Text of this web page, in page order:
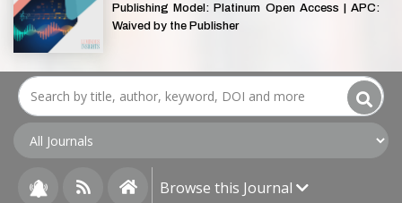
Publishing Model: Platinum Open Access | APC:
Waived by the Publisher
Browse this Journal